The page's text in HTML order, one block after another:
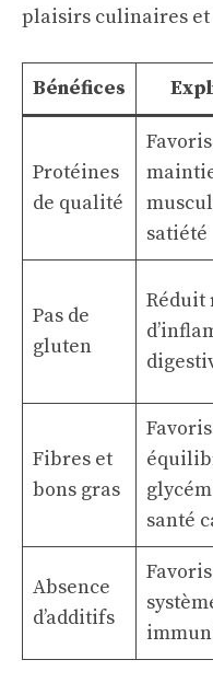
plaisirs culinaires
Bénéfices
Protéines
de qualité
satiété
Pas de
gluten
Réduit
Fibres et
bons gras
santé
Absence
d’additifs